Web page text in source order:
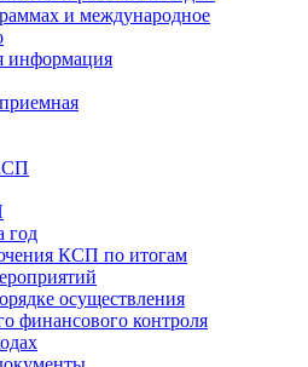
и международное
информация
год
КСП по итогам
осуществления
финансового контроля